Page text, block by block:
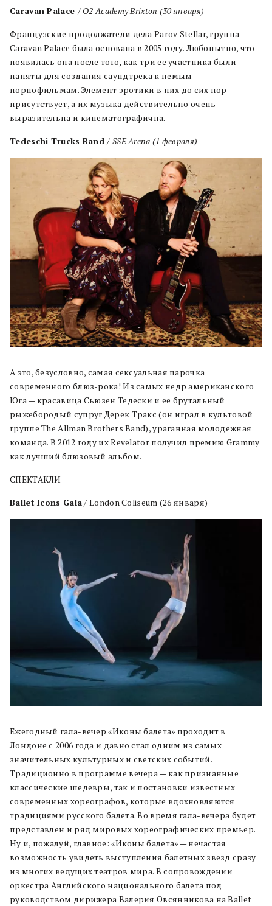
Caravan Palace / O2 Academy Brixton (30января)
Французские продолжатели дела Parov Stellar, группа
Caravan Palace была основана в 2005 году. Любопытно, что
появилась она после того, как три ее участника были
наняты для создания саундтрека к немым
порнофильмам. Элемент эротики в них до сих пор
присутствует, а их музыка действительно очень
выразительна и кинематографична.
Tedeschi Trucks Band/ SSE Arena (1 февраля)
А это, безусловно, самая сексуальная парочка
современного блюз-рока! Из самых недр американского
Юга — красавица Сьюзен Тедески и ее брутальный
рыжебородый супруг Дерек Тракс (он играл в культовой
группе The Allman Brothers Band), ураганная молодежная
команда. В 2012 году их Revelator получил премию Grammy
как лучший блюзовый альбом.
СПЕКТАКЛИ
Ballet Icons Gala/ London Coliseum (26 января)
Ежегодный гала-вечер «Иконы балета» проходит в
Лондоне с 2006 года и давно стал одним из самых
значительных культурных и светских событий.
Традиционно в программе вечера — как признанные
классические шедевры, так и постановки известных
современных хореографов, которые вдохновляются
традициями русского балета. Во время гала-вечера будет
представлен и ряд мировых хореографических премьер.
Ну и, пожалуй, главное: «Иконы балета» — нечастая
возможность увидеть выступления балетных звезд сразу
из многих ведущих театров мира. В сопровождении
оркестра Английского национального балета под
руководством дирижера Валерия Овсянникова на Ballet